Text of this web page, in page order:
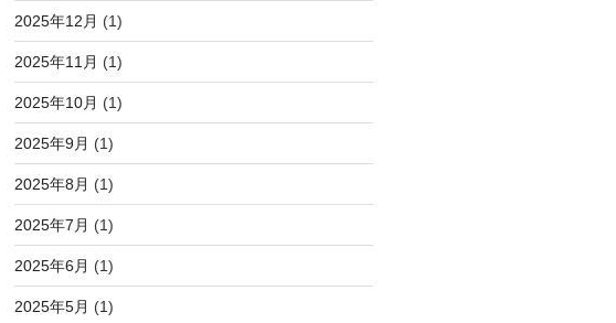
2025年12月 (1)
2025年11月 (1)
2025年10月 (1)
2025年9月 (1)
2025年8月 (1)
2025年7月 (1)
2025年6月 (1)
2025年5月 (1)